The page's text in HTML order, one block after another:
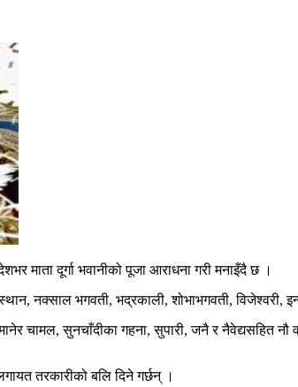
माता दूर्गा भवानीको पूजा आराधना गरी मनाइँदै छ ।
नक्साल भगवती, भद्रकाली, शोभाभगवती,
मानेर चामल, सुनचाँदीका गहना, सुपारी, जनै र
तरकारीको बलि दिने गर्छन् ।